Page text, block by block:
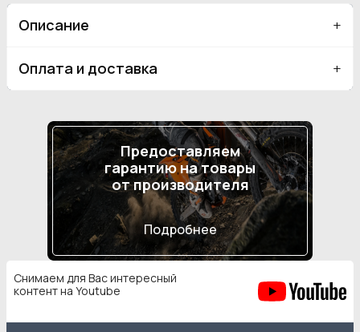
Описание
Оплата и доставка
Предоставляем
гарантию на товары
от производителя
Подробнее
Снимаем для Вас интересный
контент на Youtube